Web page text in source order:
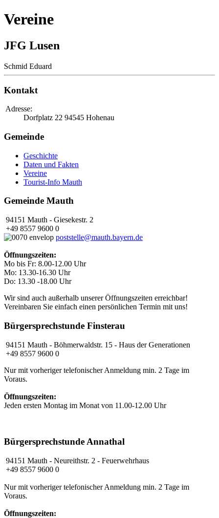
Vereine
JFG Lusen
Schmid Eduard
Kontakt
Adresse:
Dorfplatz 22 94545 Hohenau
Gemeinde
Geschichte
Daten und Fakten
Vereine
Tourist-Info Mauth
Gemeinde Mauth
94151 Mauth - Giesekestr. 2
+49 8557 9600 0
poststelle@mauth.bayern.de
Öffnungszeiten:
Mo bis Fr: 8.00-12.00 Uhr
Mo: 13.30-16.30 Uhr
Do: 13.30 -18.00 Uhr
Wir sind auch außerhalb unserer Öffnungszeiten erreichbar!
Vereinbaren Sie einfach einen persönlichen Termin mit uns!
Bürgersprechstunde Finsterau
94151 Mauth - Böhmerwaldstr. 15 - Haus der Generationen
+49 8557 9600 0
Nur mit vorheriger telefonischer Anmeldung min. 2 Tage im
Voraus.
Öffnungszeiten:
Jeden ersten Montag im Monat von 11.00-12.00 Uhr
Bürgersprechstunde Annathal
94151 Mauth - Neureithstr. 2 - Feuerwehrhaus
+49 8557 9600 0
Nur mit vorheriger telefonischer Anmeldung min. 2 Tage im
Voraus.
Öffnungszeiten: